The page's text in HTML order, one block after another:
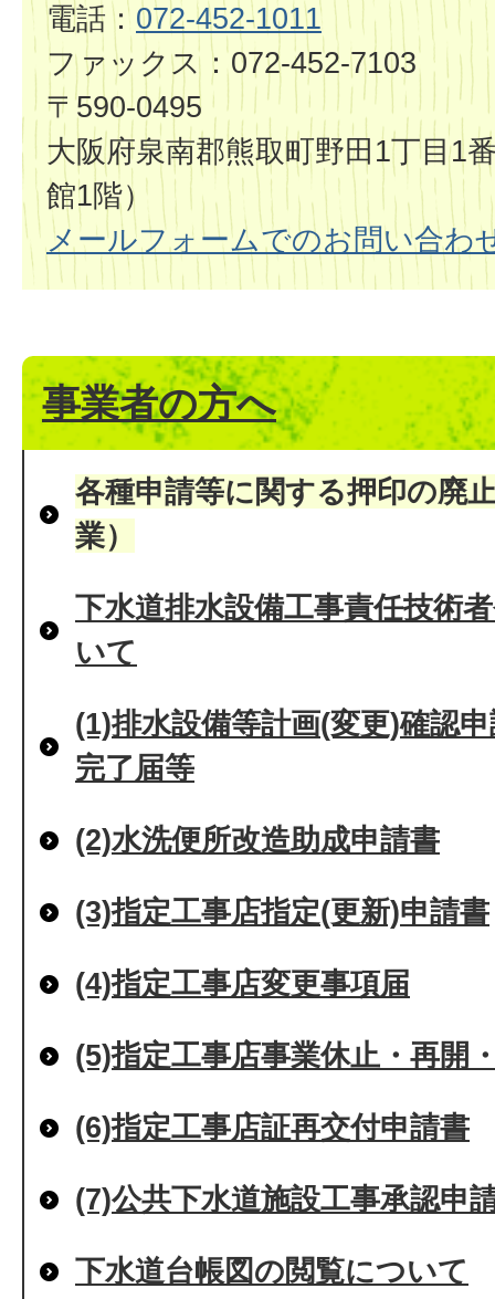
電話： 072-452-1011
ファックス：072-452-7103
〒590-0495
大阪府泉南郡熊取町野田1丁目1
館1階）
メールフォームでのお問い合わ
事業者の方へ
各種申請等に関する押印の廃
業）
下水道排水設備工事責任技術
いて
(1)排水設備等計画(変更)確認
完了届等
(2)水洗便所改造助成申請書
(3)指定工事店指定(更新)申請書
(4)指定工事店変更事項届
(5)指定工事店事業休止・再開
(6)指定工事店証再交付申請書
(7)公共下水道施設工事承認申
下水道台帳図の閲覧について